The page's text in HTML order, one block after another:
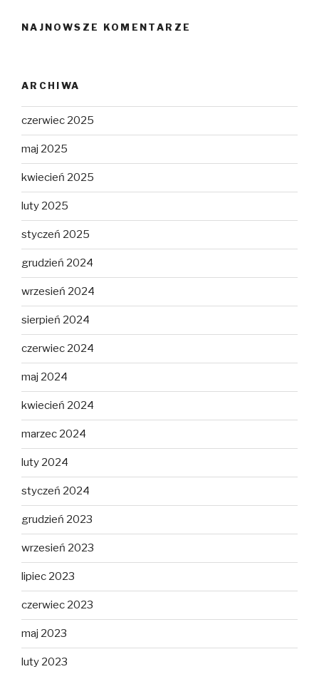
NAJNOWSZE KOMENTARZE
ARCHIWA
czerwiec 2025
maj 2025
kwiecień 2025
luty 2025
styczeń 2025
grudzień 2024
wrzesień 2024
sierpień 2024
czerwiec 2024
maj 2024
kwiecień 2024
marzec 2024
luty 2024
styczeń 2024
grudzień 2023
wrzesień 2023
lipiec 2023
czerwiec 2023
maj 2023
luty 2023